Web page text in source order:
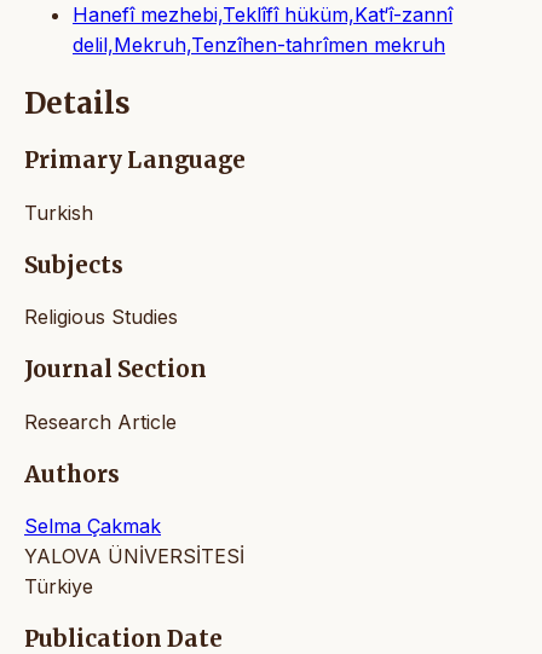
Hanefî mezhebi,Teklîfî hüküm,Kat‘î-zannî
delil,Mekruh,Tenzîhen-tahrîmen mekruh
Details
Primary Language
Turkish
Subjects
Religious Studies
Journal Section
Research Article
Authors
Selma Çakmak
YALOVA ÜNİVERSİTESİ
Türkiye
Publication Date